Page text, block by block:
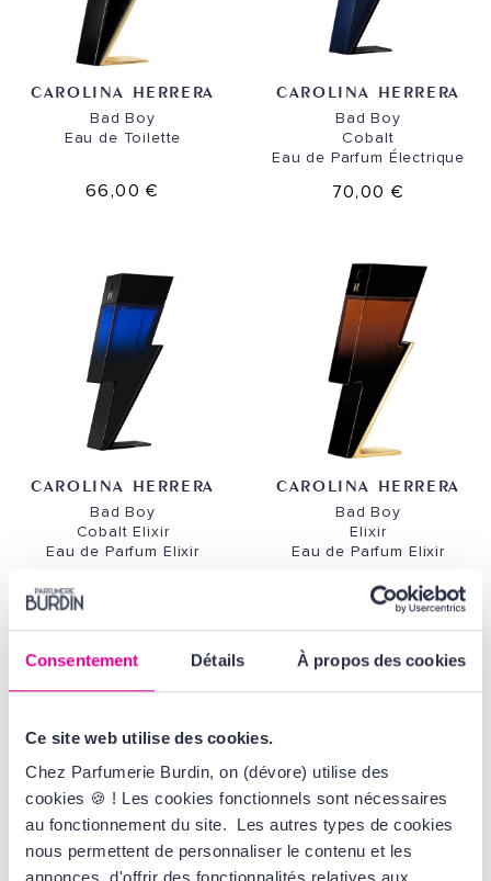
Consentement Détails À propos des cookies
Ce site web utilise des cookies.
Chez Parfumerie Burdin, on (dévore) utilise des
cookies 🍪 ! Les cookies fonctionnels sont nécessaires
au fonctionnement du site. Les autres types de cookies
nous permettent de personnaliser le contenu et les
CAROLINA HERRERA
Bad Boy
Eau de Toilette
66,00 €
CAROLINA HERRERA
Bad Boy
Cobalt
Eau de Parfum Électrique
70,00 €
CAROLINA HERRERA
Bad Boy
Cobalt Elixir
Eau de Parfum Elixir
CAROLINA HERRERA
Bad Boy
Elixir
Eau de Parfum Elixir
76,00 €